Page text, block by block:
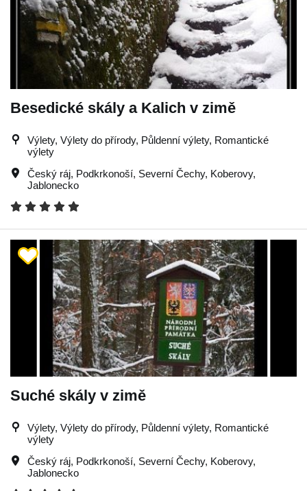
Besedické skály a Kalich v zimě
Výlety, Výlety do přírody, Půldenní výlety, Romantické
výlety
Český ráj, Podkrkonoší, Severní Čechy, Koberovy,
Jablonecko
Suché skály v zimě
Výlety, Výlety do přírody, Půldenní výlety, Romantické
výlety
Český ráj, Podkrkonoší, Severní Čechy, Koberovy,
Jablonecko